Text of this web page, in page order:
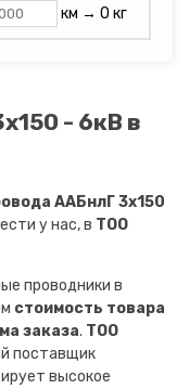
км → 0 кг
- 6кВ в
ААБнлГ 3х150
у нас, в ТОО
проводники в
стоимость товара
заказа. ТОО
поставщик
высокое